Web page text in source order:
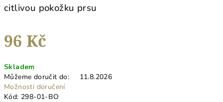
citlivou pokožku prsu
96 Kč
cena:
Skladem
Můžeme doručit do:
11.8.2026
Možnosti doručení
Kód: 298-01-BO